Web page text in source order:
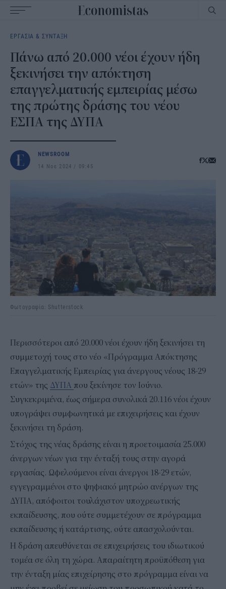
navigation
ΕΡΓΑΣΙΑ & ΣΥΝΤΑΞΗ
Πάνω από 20.000 νέοι έχουν ήδη
ξεκινήσει την απόκτηση
επαγγελματικής εμπειρίας μέσω
της πρώτης δράσης του νέου
ΕΣΠΑ της ΔΥΠΑ
NEWSROOM
14 Νοε 2024
09:45
Φωτογραφία: Shutterstock
Περισσότεροι από 20.000 νέοι έχουν ήδη ξεκινήσει τη
συμμετοχή τους στο νέο «Πρόγραμμα Απόκτησης
Επαγγελματικής Εμπειρίας για άνεργους νέους 18-29
ετών» της ΔΥΠΑ που ξεκίνησε τον Ιούνιο.
Συγκεκριμένα, έως σήμερα συνολικά 20.116 νέοι έχουν
υπογράψει συμφωνητικά με επιχειρήσεις και έχουν
ξεκινήσει τη δράση.
Στόχος της νέας δράσης είναι η προετοιμασία 25.000
άνεργων νέων για την ένταξή τους στην αγορά
εργασίας. Ωφελούμενοι είναι άνεργοι 18-29 ετών,
εγγεγραμμένοι στο ψηφιακό μητρώο ανέργων της
ΔΥΠΑ, απόφοιτοι τουλάχιστον υποχρεωτικής
εκπαίδευσης, που ούτε συμμετέχουν σε πρόγραμμα
εκπαίδευσης ή κατάρτισης, ούτε απασχολούνται.
Η δράση απευθύνεται σε επιχειρήσεις του ιδιωτικού
τομέα σε όλη τη χώρα. Απαραίτητη προϋπόθεση για
την ένταξη μίας επιχείρησης στο πρόγραμμα είναι να